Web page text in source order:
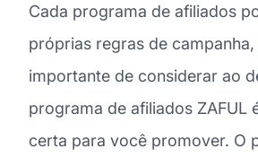
Cada programa de afiliados
próprias regras de
importante de considerar ao
programa de afiliados ZAFUL
certa para você promover. O